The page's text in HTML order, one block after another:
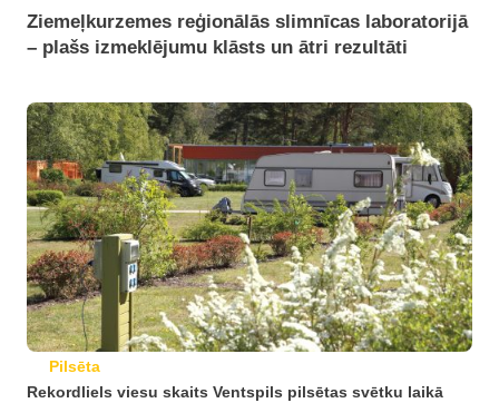
Ziemeļkurzemes reģionālās slimnīcas laboratorijā
– plašs izmeklējumu klāsts un ātri rezultāti
Pilsēta
Rekordliels viesu skaits Ventspils pilsētas svētku laikā